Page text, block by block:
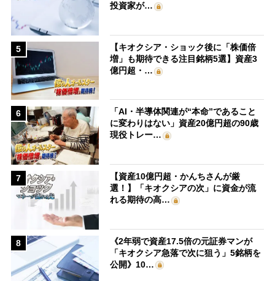
投資家が…
5
【キオクシア・ショック後に「株価倍
増」も期待できる注目銘柄5選】資産3
億円超・…
6
「AI・半導体関連が“本命”であること
に変わりはない」資産20億円超の90歳
現役トレー…
7
【資産10億円超・かんちさんが厳
選！】「キオクシアの次」に資金が流
れる期待の高…
8
《2年弱で資産17.5倍の元証券マンが
「キオクシア急落で次に狙う」5銘柄を
公開》10…